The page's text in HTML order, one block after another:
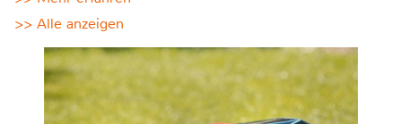
>> Alle anzeigen